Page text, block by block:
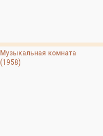
Музыкальная комната
(1958)